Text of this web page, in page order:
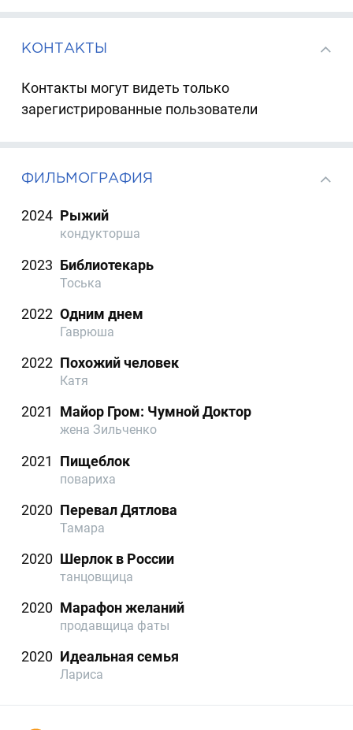
КОНТАКТЫ
Контакты могут видеть только
зарегистрированные пользователи
ФИЛЬМОГРАФИЯ
2024 Рыжий
кондукторша
2023 Библиотекарь
Тоська
2022 Одним днем
Гаврюша
2022 Похожий человек
Катя
2021 Майор Гром: Чумной Доктор
жена Зильченко
2021 Пищеблок
повариха
2020 Перевал Дятлова
Тамара
2020 Шерлок в России
танцовщица
2020 Марафон желаний
продавщица фаты
2020 Идеальная семья
Лариса